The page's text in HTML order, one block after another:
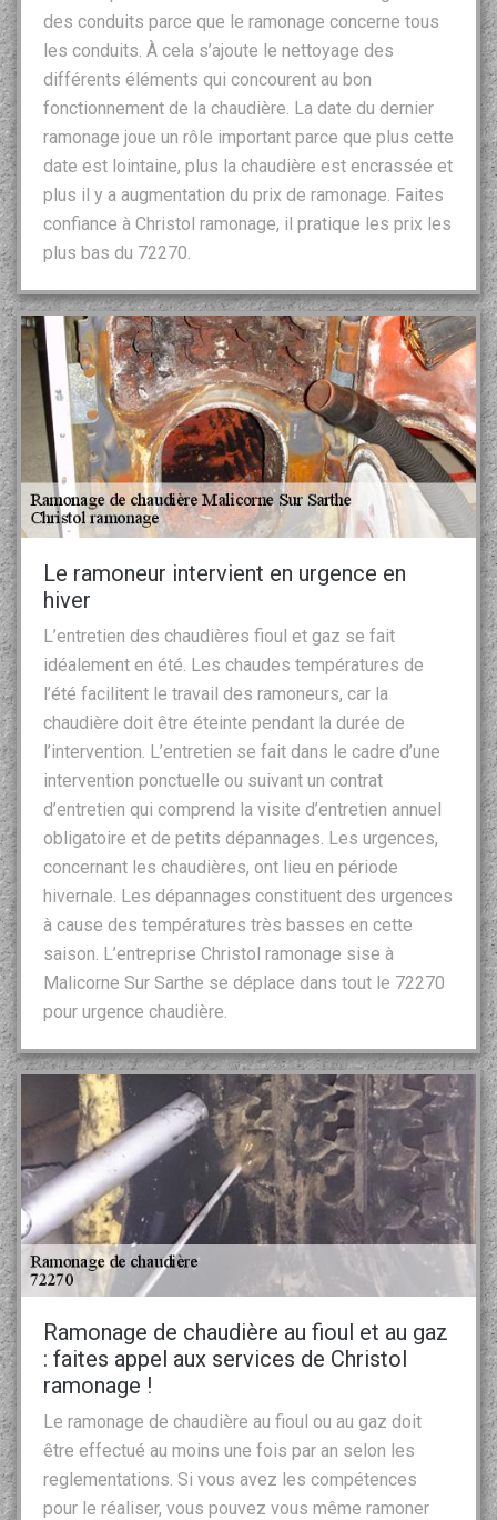
des conduits parce que le ramonage concerne tous
les conduits. À cela s’ajoute le nettoyage des
différents éléments qui concourent au bon
fonctionnement de la chaudière. La date du dernier
ramonage joue un rôle important parce que plus cette
date est lointaine, plus la chaudière est encrassée et
plus il y a augmentation du prix de ramonage. Faites
confiance à Christol ramonage, il pratique les prix les
plus bas du 72270.
Le ramoneur intervient en urgence en
hiver
L’entretien des chaudières fioul et gaz se fait
idéalement en été. Les chaudes températures de
l’été facilitent le travail des ramoneurs, car la
chaudière doit être éteinte pendant la durée de
l’intervention. L’entretien se fait dans le cadre d’une
intervention ponctuelle ou suivant un contrat
d’entretien qui comprend la visite d’entretien annuel
obligatoire et de petits dépannages. Les urgences,
concernant les chaudières, ont lieu en période
hivernale. Les dépannages constituent des urgences
à cause des températures très basses en cette
saison. L’entreprise Christol ramonage sise à
Malicorne Sur Sarthe se déplace dans tout le 72270
pour urgence chaudière.
Ramonage de chaudière au fioul et au gaz
: faites appel aux services de Christol
ramonage !
Le ramonage de chaudière au fioul ou au gaz doit
être effectué au moins une fois par an selon les
reglementations. Si vous avez les compétences
pour le réaliser, vous pouvez vous même ramoner